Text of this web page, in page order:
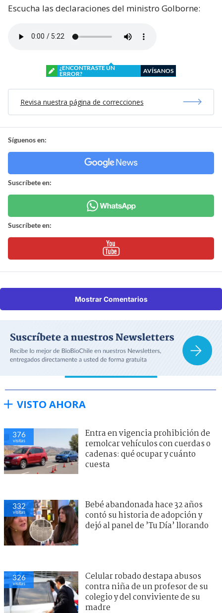
Escucha las declaraciones del ministro Golborne:
¿ENCONTRASTE UN
ERROR?
AVÍSANOS
Revisa nuestra página de correcciones
Síguenos en:
Suscríbete en:
Suscríbete en:
Mostrar Comentarios
VISTO AHORA
376
visitas
Entra en vigencia prohibición de
remolcar vehículos con cuerdas o
cadenas: qué ocupar y cuánto
cuesta
332
visitas
Bebé abandonada hace 32 años
contó su historia de adopción y
dejó al panel de ’Tu Día’ llorando
326
visitas
Celular robado destapa abusos
contra niña de un profesor de su
colegio y del conviviente de su
madre